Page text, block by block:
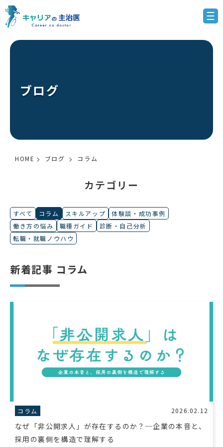
ブログ
HOME ブログ コラム
カテゴリー
すべて コラム スキルアップ
体験談・成功事例
働き方の悩み
職種ガイド
診断・自己分析
転職・就職ノウハウ
新着記事 コラム
コラム 2026.02.12
なぜ「非公開求人」が存在するのか？─企業の本音と、
採用の裏側を構造で理解する